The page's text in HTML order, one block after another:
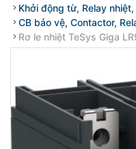
Khởi động từ, Relay
CB bảo vệ, Contactor,
Rơ le nhiệt TeSys Giga